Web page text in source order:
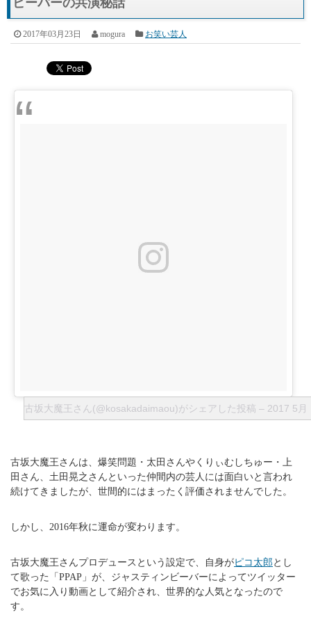
ビーバーの共演秘話
2017年03月23日 mogura お笑い芸人
古坂大魔王さん(@kosakadaimaou)がシェアした投稿 – 2017 5月
古坂大魔王さんは、爆笑問題・太田さんやくりぃむしちゅー・上
田さん、土田晃之さんといった仲間内の芸人には面白いと言われ
続けてきましたが、世間的にはまったく評価されませんでした。
しかし、2016年秋に運命が変わります。
古坂大魔王さんプロデュースという設定で、自身がピコ太郎 とし
て歌った「PPAP」が、ジャスティンビーバーによってツイッター
でお気に入り動画として紹介され、世界的な人気となったので
す。